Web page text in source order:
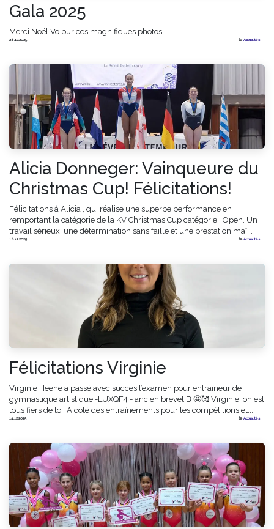
Gala 2025
Merci Noël Vo pur ces magnifiques photos!...
28.12.2025 Actualités
Alicia Donneger: Vainqueure du
Christmas Cup! Félicitations!
Félicitations à Alicia , qui réalise une superbe performance en
remportant la catégorie de la KV Christmas Cup catégorie : Open. Un
travail sérieux, une détermination sans faille et une prestation maî...
16.12.2025 Actualités
Félicitations Virginie
Virginie Heene a passé avec succès l’examen pour entraîneur de
gymnastique artistique -LUXQF4 - ancien brevet B 🤩🥰 Virginie, on est
tous fiers de toi! A côté des entraînements pour les compétitions et...
14.12.2025 Actualités